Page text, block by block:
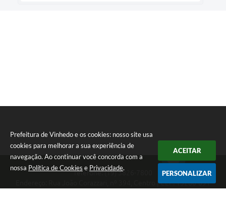
Prefeitura de Vinhedo e os cookies: nosso site usa
cookies para melhorar a sua experiência de
navegação. Ao continuar você concorda com a
nossa Política de Cookies e Privacidade.
ACEITAR
PERSONALIZAR
Telefone: (19) 3826-7800
Endereço: Rua João Corazzari, nº 394, Centro | CEP: 13280-091